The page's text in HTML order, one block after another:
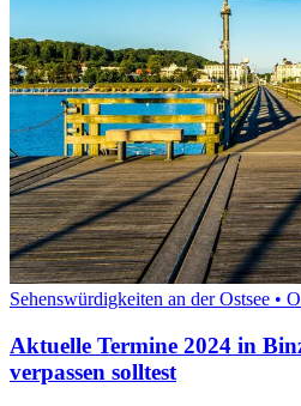
Sehenswürdigkeiten an der Ostsee •
Aktuelle Termine 2024 in
verpassen solltest